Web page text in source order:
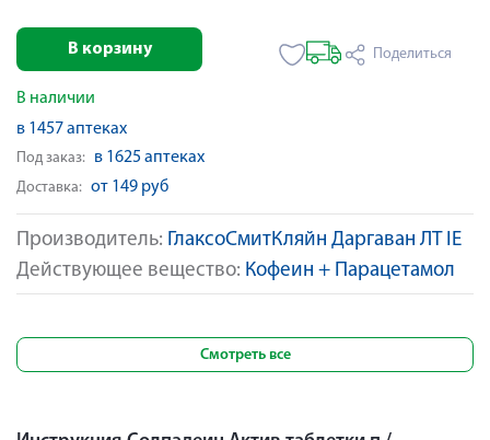
Производитель: ГлаксоСмитКляйн Даргаван ЛТ IE
Действующее вещество: Кофеин + Парацетамол
В корзину Поделиться
В наличии
в 1457 аптеках
Под заказ: в 1625 аптеках
Доставка: от 149 руб
Смотреть все